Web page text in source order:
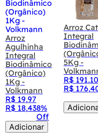
Arroz
Agulhinha
Integral
Biodinâmico
(Orgânico)
1Kg -
Volkmann
R$ 19,97
R$ 18,438%
Off
Adicionar
Arroz
Integral
5Kg -
R$ 191,10
R$ 176,